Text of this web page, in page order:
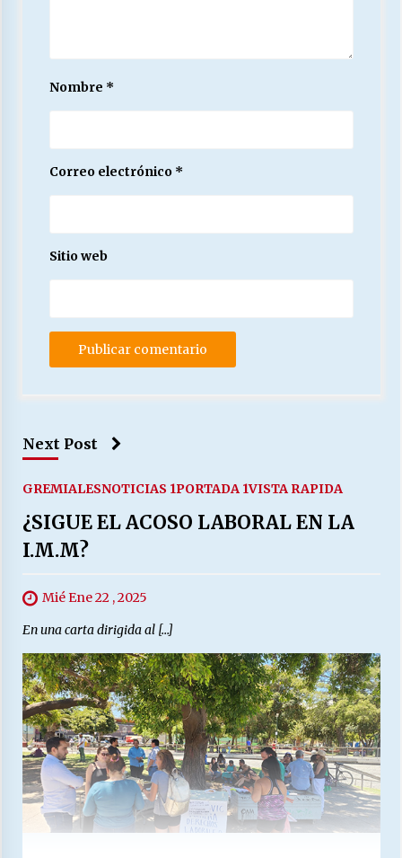
Nombre *
Correo electrónico *
Sitio web
Next Post
GREMIALESNOTICIAS 1PORTADA 1VISTA RAPIDA
¿SIGUE EL ACOSO LABORAL EN LA
I.M.M?
Mié Ene 22 , 2025
En una carta dirigida al […]